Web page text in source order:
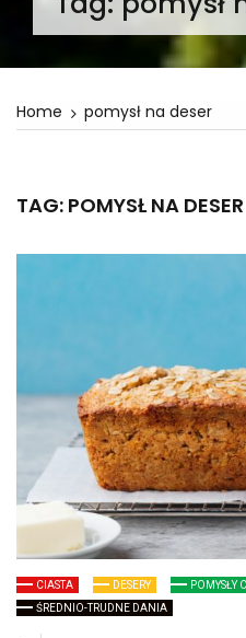
Home pomysł na deser
TAG: POMYSŁ NA DESER
CIASTA DESERY POMYSŁY
ŚREDNIO-TRUDNE DANIA